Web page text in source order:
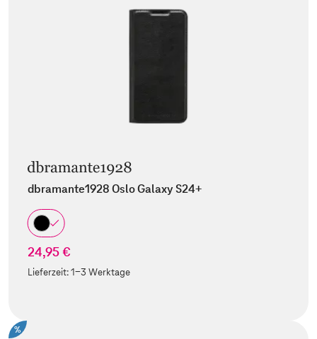
dbramante1928 Oslo Galaxy S24+
24,95 €
Lieferzeit:1-3 Werktage
%